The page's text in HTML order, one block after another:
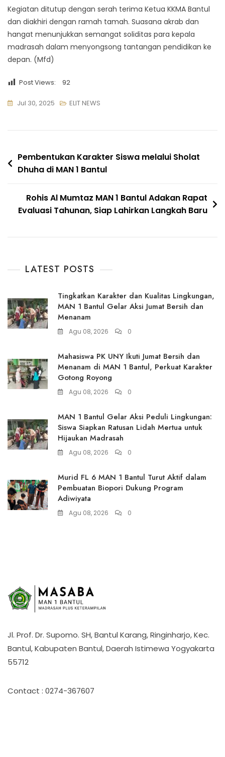
Kegiatan ditutup dengan serah terima Ketua KKMA Bantul
dan diakhiri dengan ramah tamah. Suasana akrab dan
hangat menunjukkan semangat soliditas para kepala
madrasah dalam menyongsong tantangan pendidikan ke
depan. (Mfd)
Post Views: 92
Jul 30, 2025 ELIT NEWS
Navigasi
pos
Pembentukan Karakter Siswa melalui Sholat
Dhuha di MAN 1 Bantul
Rohis Al Mumtaz MAN 1 Bantul Adakan Rapat
Evaluasi Tahunan, Siap Lahirkan Langkah Baru
LATEST POSTS
Tingkatkan Karakter dan Kualitas Lingkungan,
MAN 1 Bantul Gelar Aksi Jumat Bersih dan
Menanam
Agu 08, 2026 0
Mahasiswa PK UNY Ikuti Jumat Bersih dan
Menanam di MAN 1 Bantul, Perkuat Karakter
Gotong Royong
Agu 08, 2026 0
MAN 1 Bantul Gelar Aksi Peduli Lingkungan:
Siswa Siapkan Ratusan Lidah Mertua untuk
Hijaukan Madrasah
Agu 08, 2026 0
Murid FL 6 MAN 1 Bantul Turut Aktif dalam
Pembuatan Biopori Dukung Program
Adiwiyata
Agu 08, 2026 0
Jl. Prof. Dr. Supomo. SH, Bantul Karang, Ringinharjo, Kec.
Bantul, Kabupaten Bantul, Daerah Istimewa Yogyakarta
55712
Contact : 0274-367607